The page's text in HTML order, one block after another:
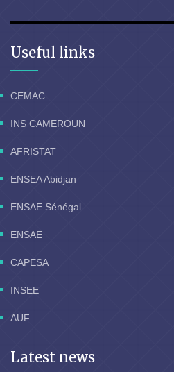
Useful links
CEMAC
INS CAMEROUN
AFRISTAT
ENSEA Abidjan
ENSAE Sénégal
ENSAE
CAPESA
INSEE
AUF
Latest news